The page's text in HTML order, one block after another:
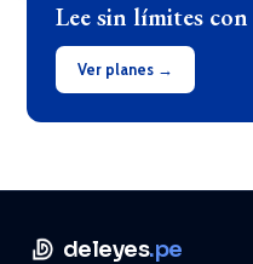
Lee sin límites
Ver planes →
deleyes.pe